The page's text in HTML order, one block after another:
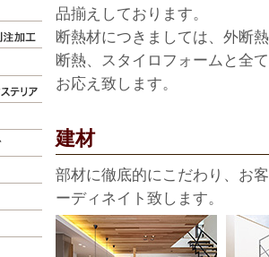
品揃えしております。
断熱材につきましては、外断
断熱、スタイロフォームと全
お応え致します。
建材
部材に徹底的にこだわり、お
ーディネイト致します。